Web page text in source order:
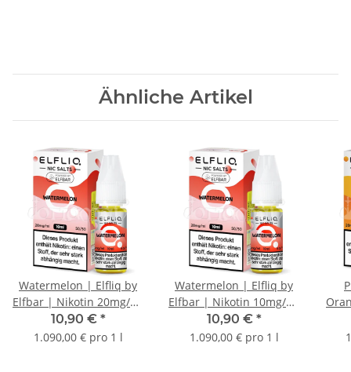
Ähnliche Artikel
Watermelon | Elfliq by
Elfbar | Nikotin 20mg/ml
| Liquid | 10ml
10,90 € *
1.090,00 € pro 1 l
Watermelon | Elfliq by
Elfbar | Nikotin 10mg/ml
| Liquid | 10ml
10,90 € *
1.090,00 € pro 1 l